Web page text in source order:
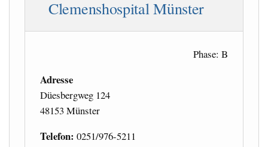
Clemenshospital Münster
Phase: B
Adresse
Düesbergweg 124
48153 Münster
Telefon:0251/976-5211